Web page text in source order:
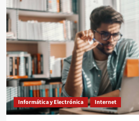
Informática y Electrónica Internet